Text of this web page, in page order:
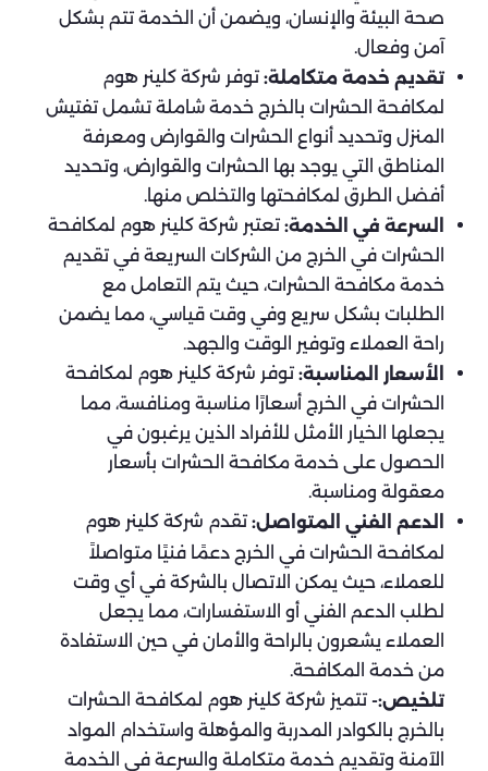
صحة البيئة والإنسان، ويضمن أن الخدمة تتم بشكل
آمن وفعال.
تقديم خدمة متكاملة: توفر شركة كلينر هوم
لمكافحة الحشرات بالخرج خدمة شاملة تشمل تفتيش
المنزل وتحديد أنواع الحشرات والقوارض ومعرفة
المناطق التي يوجد بها الحشرات والقوارض، وتحديد
أفضل الطرق لمكافحتها والتخلص منها.
السرعة في الخدمة: تعتبر شركة كلينر هوم لمكافحة
الحشرات في الخرج من الشركات السريعة في تقديم
خدمة مكافحة الحشرات، حيث يتم التعامل مع
الطلبات بشكل سريع وفي وقت قياسي، مما يضمن
راحة العملاء وتوفير الوقت والجهد.
الأسعار المناسبة: توفر شركة كلينر هوم لمكافحة
الحشرات في الخرج أسعارًا مناسبة ومنافسة، مما
يجعلها الخيار الأمثل للأفراد الذين يرغبون في
الحصول على خدمة مكافحة الحشرات بأسعار
معقولة ومناسبة.
الدعم الفني المتواصل: تقدم شركة كلينر هوم
لمكافحة الحشرات في الخرج دعمًا فنيًا متواصلاً
للعملاء، حيث يمكن الاتصال بالشركة في أي وقت
لطلب الدعم الفني أو الاستفسارات، مما يجعل
العملاء يشعرون بالراحة والأمان في حين الاستفادة
من خدمة المكافحة.
تلخيص:- تتميز شركة كلينر هوم لمكافحة الحشرات
بالخرج بالكوادر المدربة والمؤهلة واستخدام المواد
الآمنة وتقديم خدمة متكاملة والسرعة في الخدمة